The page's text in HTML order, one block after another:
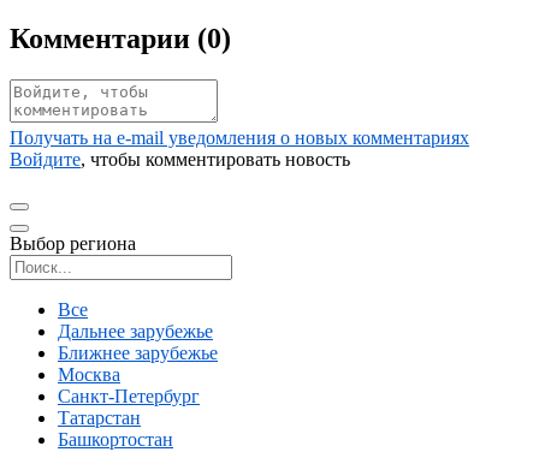
Комментарии (0)
Получать на e‑mail уведомления о новых комментариях
Войдите, чтобы комментировать новость
Выбор региона
Все
Дальнее зарубежье
Ближнее зарубежье
Москва
Санкт-Петербург
Татарстан
Башкортостан